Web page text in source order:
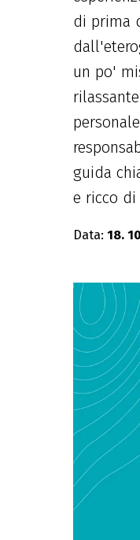
di prima
un po'
guida
e ricco di
Data: 18.